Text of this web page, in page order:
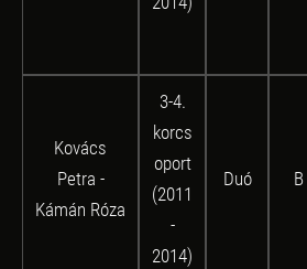
Kovács
Petra -
Kámán Róza
3-4.
korcs
oport
(2011
-
2014)
Duó B